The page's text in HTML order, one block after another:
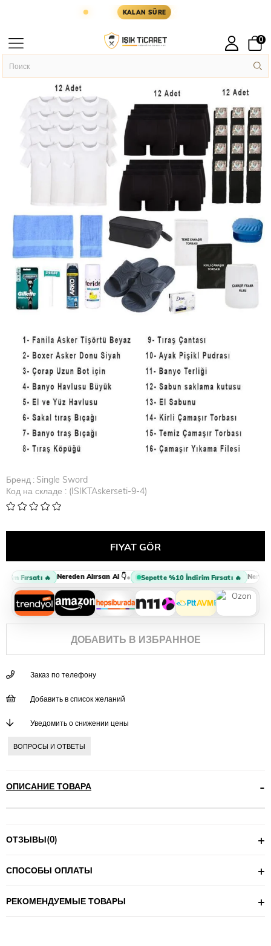
KALAN SÜRE KARGOYA YETİŞMESİ İÇİN
0
Главная
Бренд : Single Sword
Код на складе
(ISIKTAskerseti-9-4)
Fırsatı 🔥 Nereden Alırsan Al 👇• Sepette %10 İndirim Fırsatı 🔥
ДОБАВИТЬ В ИЗБРАННОЕ
Заказ по телефону
Добавить в список желаний
Уведомить о снижении цены
ВОПРОСЫ И ОТВЕТЫ
ОПИСАНИЕ ТОВАРА
ОТЗЫВЫ(0)
СПОСОБЫ ОПЛАТЫ
РЕКОМЕНДУЕМЫЕ ТОВАРЫ